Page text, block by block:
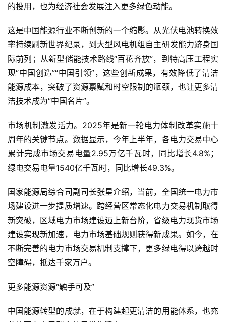
的投用，也为经济社会发展注入更多绿色动能。
这是中国能源行业不断创新的一个缩影。从光伏电池转换效
率持续刷新世界纪录，到大型风电机组自主研发能力跻身国
际前列；从新型储能技术路线“百花齐放”，到特高压工程实
现“中国创造”“中国引领”，这些创新成果，有效降低了清洁
能源成本，突破了资源禀赋和时空限制的瓶颈，也让更多清
洁技术成为“中国名片”。
市场机制激发活力。2025年是新一轮电力体制改革实施十
周年的关键节点。数据显示，今年上半年，各电力交易中心
累计完成市场交易电量2.95万亿千瓦时，同比增长4.8%；
绿电交易电量1540亿千瓦时，同比增长49.3%。
国家能源局综合司副司长张星介绍，当前，全国统一电力市
场建设进一步提质增速。跨经营区常态化电力交易机制取得
新突破，区域电力市场建设迈上新台阶，省级电力现货市场
建设实现新加速，电力市场基础规则获得新成果。如今，在
不断完善的电力市场交易机制支撑下，更多绿电得以跨越时
空障碍，抵达千家万户。
更多能源资源“触手可及”
中国能源转型的成就，在于构建起更清洁的用能体系，也充